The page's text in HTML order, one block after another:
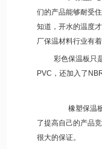
们的产品能够耐受
知道，开水的温度
厂保温材料行业有
彩色保温板只
PVC ，还加入了
橡塑保温板
了提高自己的产品
很大的保证。